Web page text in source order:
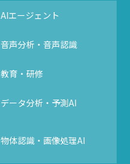
AIエージェント
音声分析・音声認識
教育・研修
データ分析・予測AI
物体認識・画像処理AI